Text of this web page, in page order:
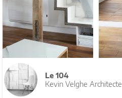
Le 104
Kevin Velghe Architecte